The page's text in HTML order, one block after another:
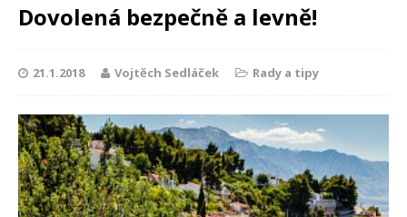
Dovolená bezpečně a levně!
21.1.2018 Vojtěch Sedláček Rady a tipy